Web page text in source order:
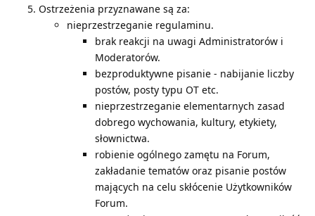
Ostrzeżenia przyznawane są za:
nieprzestrzeganie regulaminu.
brak reakcji na uwagi Administratorów i
Moderatorów.
bezproduktywne pisanie - nabijanie liczby
postów, posty typu OT etc.
nieprzestrzeganie elementarnych zasad
dobrego wychowania, kultury, etykiety,
słownictwa.
robienie ogólnego zamętu na Forum,
zakładanie tematów oraz pisanie postów
mających na celu skłócenie Użytkowników
Forum.